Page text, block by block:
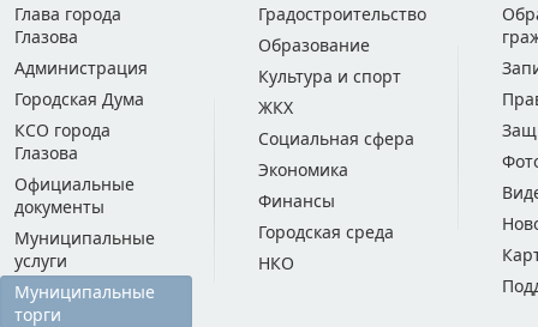
Глава города
Глазова
Администрация
Городская Дума
КСО города
Глазова
Официальные
документы
Муниципальные
услуги
Муниципальные
торги
Градостроительство
Образование
Культура и спорт
ЖКХ
Социальная сфера
Экономика
Финансы
Городская среда
НКО